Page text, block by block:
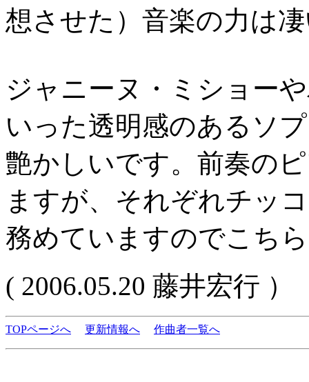
想させた）音楽の力は
ジャニーヌ・ミショー
いった透明感のあるソ
艶かしいです。前奏の
ますが、それぞれチッ
務めていますのでこち
( 2006.05.20 藤井宏行 ）
TOPページへ 更新情報へ 作曲者一覧へ